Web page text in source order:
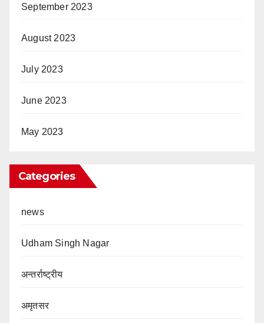
September 2023
August 2023
July 2023
June 2023
May 2023
Categories
news
Udham Singh Nagar
अन्तर्राष्ट्रीय
अमृतसर